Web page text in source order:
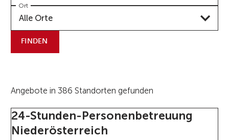
Ort
Alle Orte
FINDEN
Angebote in 386 Standorten gefunden
24-Stunden-Personenbetreuung
Niederösterreich